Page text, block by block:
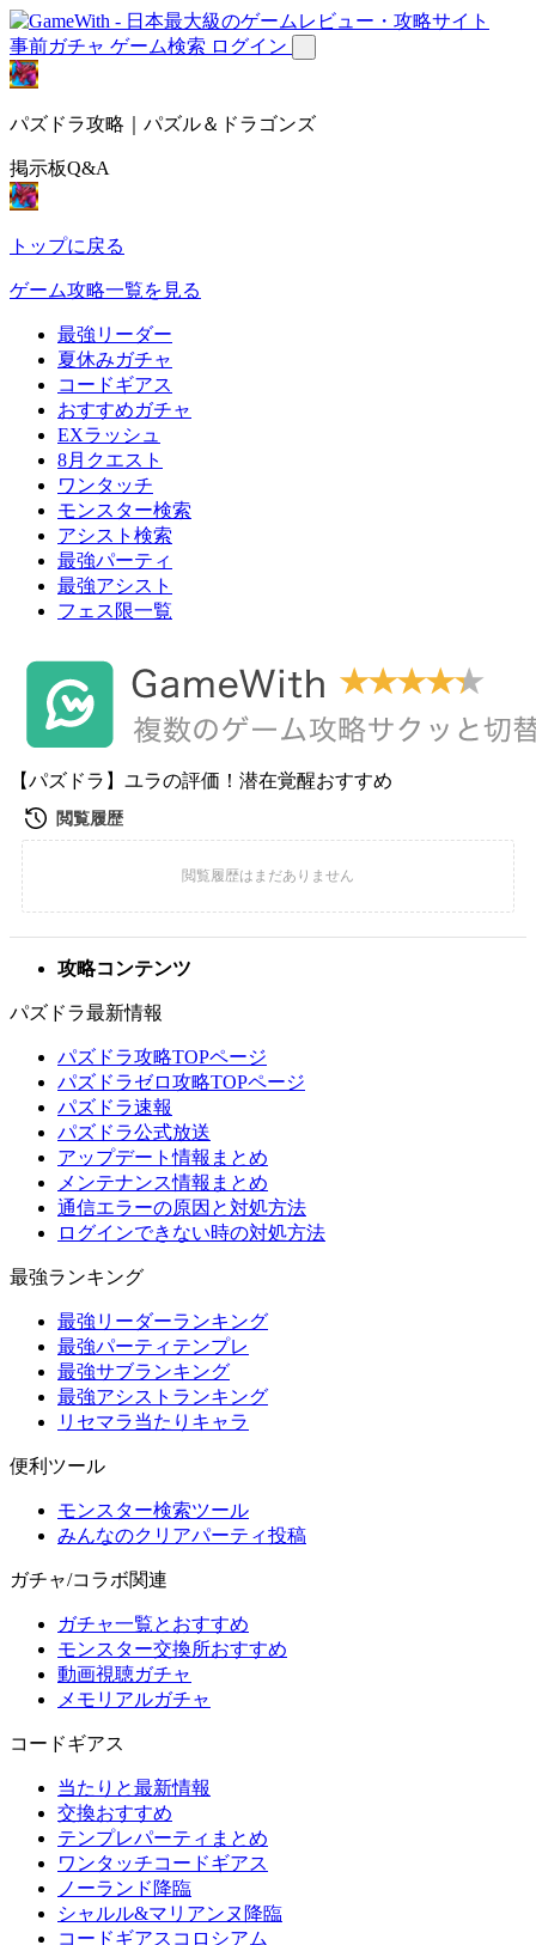
事前ガチャ ゲーム検索 ログイン
パズドラ攻略｜パズル＆ドラゴンズ
掲示板Q&A
トップに戻る
ゲーム攻略一覧を見る
最強リーダー
夏休みガチャ
コードギアス
おすすめガチャ
EXラッシュ
8月クエスト
ワンタッチ
モンスター検索
アシスト検索
最強パーティ
最強アシスト
フェス限一覧
【パズドラ】ユラの評価！潜在覚醒おすすめ
攻略コンテンツ
パズドラ最新情報
パズドラ攻略TOPページ
パズドラゼロ攻略TOPページ
パズドラ速報
パズドラ公式放送
アップデート情報まとめ
メンテナンス情報まとめ
通信エラーの原因と対処方法
ログインできない時の対処方法
最強ランキング
最強リーダーランキング
最強パーティテンプレ
最強サブランキング
最強アシストランキング
リセマラ当たりキャラ
便利ツール
モンスター検索ツール
みんなのクリアパーティ投稿
ガチャ/コラボ関連
ガチャ一覧とおすすめ
モンスター交換所おすすめ
動画視聴ガチャ
メモリアルガチャ
コードギアス
当たりと最新情報
交換おすすめ
テンプレパーティまとめ
ワンタッチコードギアス
ノーランド降臨
シャルル&マリアンヌ降臨
コードギアスコロシアム